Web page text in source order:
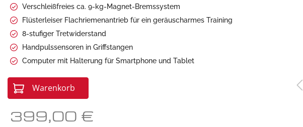
Laufbänder
Rudergeräte
Vibrationsplatten
Sonstige Geräte
Hanteln und Gewichte
Verschleißfreies ca. 9-kg-Magnet-Bremssystem
Flüsterleiser Flachriemenantrieb für ein geräuscharmes Training
8-stufiger Tretwiderstand
Handpulssensoren in Griffstangen
Computer mit Halterung für Smartphone und Tablet
Warenkorb
399,00 €